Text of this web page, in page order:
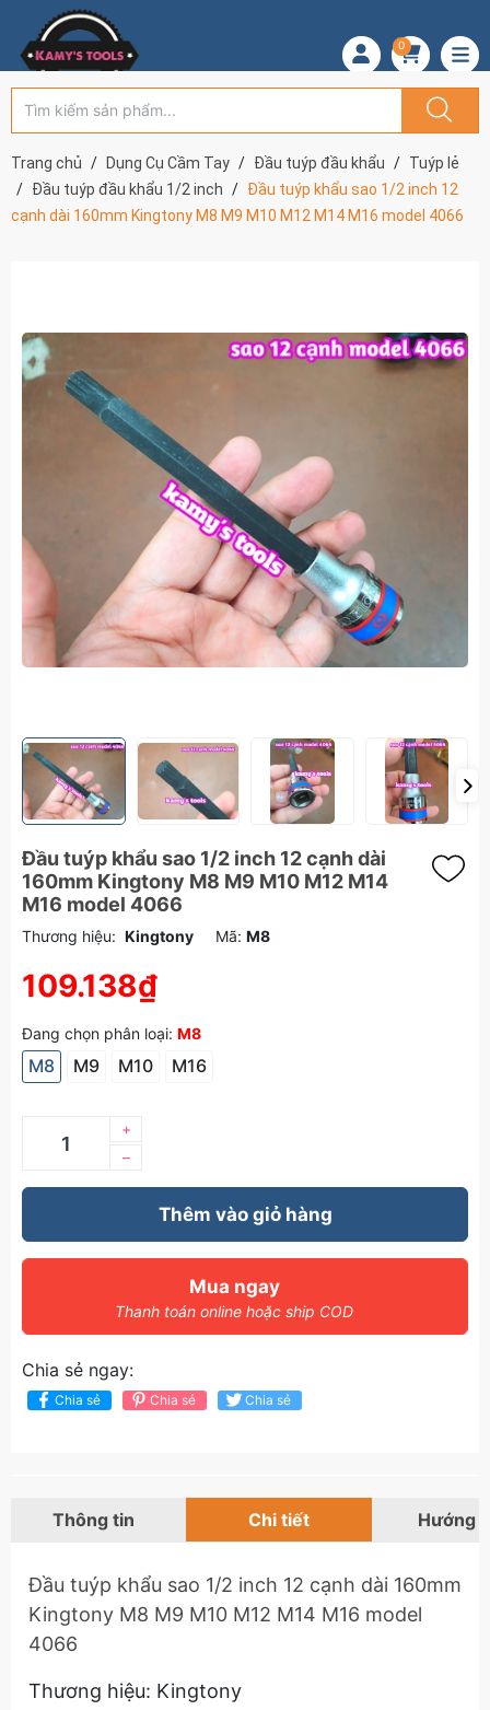
0
Trang chủ Dụng Cụ Cầm Tay Đầu tuýp đầu khẩu
Tuýp lẻ
Đầu tuýp đầu khẩu 1/2 inch
Đầu tuýp khẩu sao 1/2 inch 12
cạnh dài 160mm Kingtony M8 M9 M10 M12 M14 M16 model 4066
Đầu tuýp khẩu sao 1/2 inch 12 cạnh dài
160mm Kingtony M8 M9 M10 M12 M14
M16 model 4066
Thương hiệu: Kingtony Mã: M8
109.138₫
Đang chọn phân loại: M8
M8 M9 M10 M16
–
+
Thêm vào giỏ hàng
Mua ngay
Thanh toán online hoặc ship COD
Chia sẻ ngay:
Chia sẻ Chia sẻ Chia sẻ
Thông tin Chi tiết Hướng
Đầu tuýp khẩu sao 1/2 inch 12 cạnh dài 160mm
Kingtony M8 M9 M10 M12 M14 M16 model
4066
Thương hiệu: Kingtony